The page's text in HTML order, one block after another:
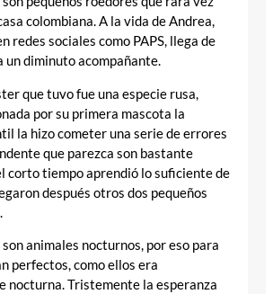
colombiana. A la vida de Andrea,
redes sociales como PAPS, llega de
un diminuto acompañante.
que tuvo fue una especie rusa,
por su primera mascota la
la hizo cometer una serie de errores
que parezca son bastante
corto tiempo aprendió lo suficiente de
después otros dos pequeños
animales nocturnos, por eso para
perfectos, como ellos era
nocturna. Tristemente la esperanza